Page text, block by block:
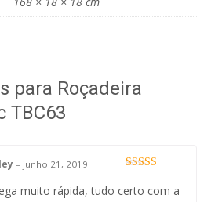
para Roçadeira
TBC63
4de 5
– junho 21, 2019
muito rápida, tudo certo com a